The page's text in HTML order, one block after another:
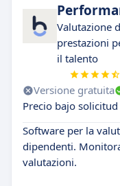
Valutazione
prestazioni
il talento
Versione gratuita
Precio bajo solicitud
Software per la
dipendenti.
valutazioni.